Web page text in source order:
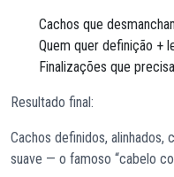
Cachos que
Quem quer definição +
Finalizações que
Resultado final:
Cachos definidos, alinhados,
suave — o famoso “cabelo